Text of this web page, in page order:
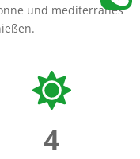
und mediterranes
4